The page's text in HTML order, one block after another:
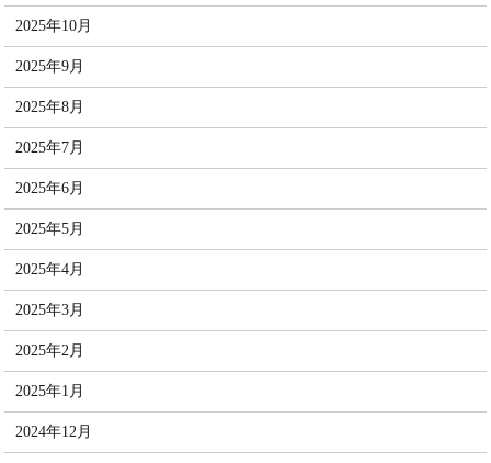
2025年10月
2025年9月
2025年8月
2025年7月
2025年6月
2025年5月
2025年4月
2025年3月
2025年2月
2025年1月
2024年12月